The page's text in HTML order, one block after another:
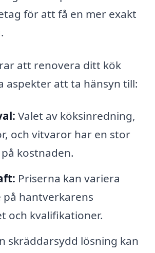
för att få en mer exakt
att renovera ditt kök
aspekter att ta hänsyn till:
Valet av köksinredning,
och vitvaror har en stor
kostnaden.
Priserna kan variera
på hantverkarens
och kvalifikationer.
skräddarsydd lösning kan